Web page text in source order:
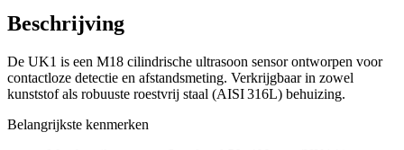
Beschrijving
De UK1 is een M18 cilindrische ultrasoon sensor ontworpen voor
contactloze detectie en afstandsmeting. Verkrijgbaar in zowel
kunststof als robuuste roestvrij staal (AISI 316L) behuizing.
Belangrijkste kenmerken